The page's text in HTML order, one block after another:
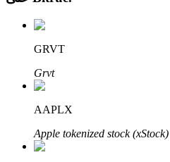
GRVT
Grvt
AAPLX
Apple tokenized stock (xStock)